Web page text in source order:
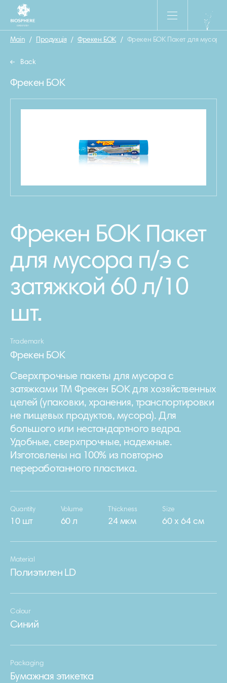
Main / Продукція / Фрекен БОК / Фрекен БОК Пакет для мусора
Back
Фрекен БОК
Фрекен БОК Пакет
для мусора п/э с
затяжкой 60 л/10
шт.
Trademark
Фрекен БОК
Сверхпрочные пакеты для мусора с
затяжками ТМ Фрекен БОК для хозяйственных
целей (упаковки, хранения, транспортировки
не пищевых продуктов, мусора). Для
большого или нестандартного ведра.
Удобные, сверхпрочные, надежные.
Изготовлены на 100% из повторно
переработанного пластика.
Quantity
10 шт
Volume
60 л
Thickness
24 мкм
Size
60 х 64 см
Material
Полиэтилен LD
Colour
Синий
Packaging
Бумажная этикетка